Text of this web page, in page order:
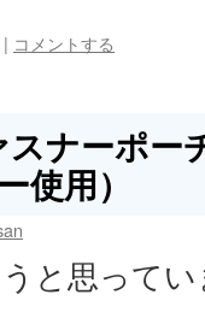
| コメントする
ナーポー
使用）
と思って